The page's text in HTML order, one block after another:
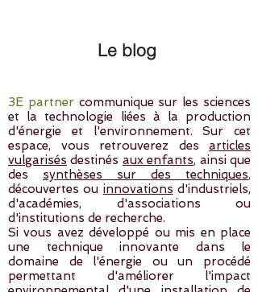
Le blog
3E partnercommunique sur les sciences
et la technologie liées à la production
d'énergie et l'environnement. Sur cet
espace, vous retrouverez des articles
vulgarisés destinés aux enfants, ainsi que
des synthèses sur des techniques,
découvertes ou innovations d'industriels,
d'académies, d'associations ou
d'institutions de recherche.
Si vous avez développé ou mis en place
une technique innovante dans le
domaine de l'énergie ou un procédé
permettant d'améliorer l'impact